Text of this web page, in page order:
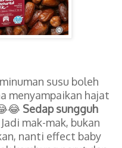
susu boleh
menyampaikan hajat
Sedap sungguh
mak-mak, bukan
nanti effect baby